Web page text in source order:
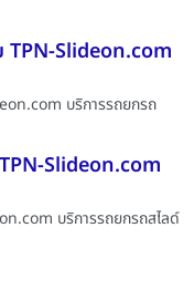
TPN-Slideon.com
บริการรถยกรถ
Slideon.com
บริการรถยกรถสไลด์